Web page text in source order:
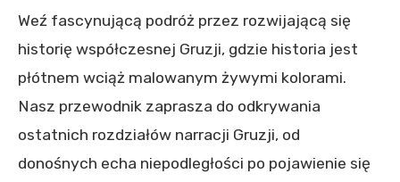
Weź fascynującą podróż przez rozwijającą się
historię współczesnej Gruzji, gdzie historia jest
płótnem wciąż malowanym żywymi kolorami.
Nasz przewodnik zaprasza do odkrywania
ostatnich rozdziałów narracji Gruzji, od
donośnych echa niepodległości po pojawienie się